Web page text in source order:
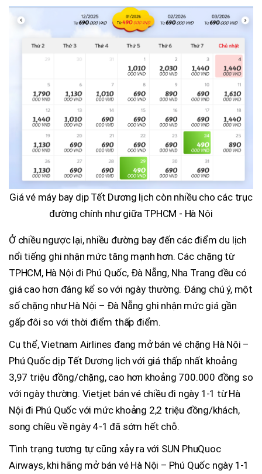
Giá vé máy bay dịp Tết Dương lịch còn nhiều cho các trục
đường chính như giữa TPHCM - Hà Nội
Ở chiều ngược lại, nhiều đường bay đến các điểm du lịch
nổi tiếng ghi nhận mức tăng mạnh hơn. Các chặng từ
TPHCM, Hà Nội đi Phú Quốc, Đà Nẵng, Nha Trang đều có
giá cao hơn đáng kể so với ngày thường. Đáng chú ý, một
số chặng như Hà Nội – Đà Nẵng ghi nhận mức giá gần
gấp đôi so với thời điểm thấp điểm.
Cụ thể, Vietnam Airlines đang mở bán vé chặng Hà Nội –
Phú Quốc dịp Tết Dương lịch với giá thấp nhất khoảng
3,97 triệu đồng/chặng, cao hơn khoảng 700.000 đồng so
với ngày thường. Vietjet bán vé chiều đi ngày 1-1 từ Hà
Nội đi Phú Quốc với mức khoảng 2,2 triệu đồng/khách,
song chiều về ngày 4-1 đã sớm hết chỗ.
Tình trạng tương tự cũng xảy ra với SUN PhuQuoc
Airways, khi hãng mở bán vé Hà Nội – Phú Quốc ngày 1-1